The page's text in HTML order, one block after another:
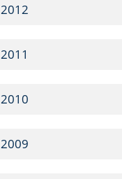
2012
2011
2010
2009